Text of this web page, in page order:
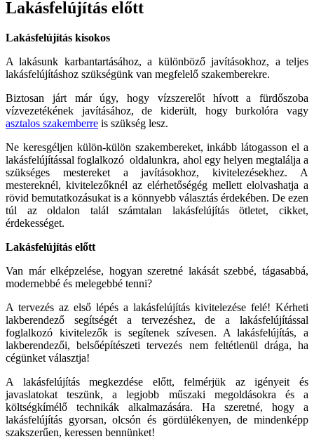
Lakásfelújítás előtt
Lakásfelújítás kisokos
A lakásunk karbantartásához, a különböző javításokhoz, a teljes
lakásfelújításhoz szükségünk van megfelelő szakemberekre.
Biztosan járt már úgy, hogy vízszerelőt hívott a fürdőszoba
vízvezetékének javításához, de kiderült, hogy burkolóra vagy
asztalos szakemberre is szükség lesz.
Ne keresgéljen külön-külön szakembereket, inkább látogasson el a
lakásfelújítással foglalkozó oldalunkra, ahol egy helyen megtalálja a
szükséges mestereket a javításokhoz, kivitelezésekhez. A
mestereknél, kivitelezőknél az elérhetőségég mellett elolvashatja a
rövid bemutatkozásukat is a könnyebb választás érdekében. De ezen
túl az oldalon talál számtalan lakásfelújítás ötletet, cikket,
érdekességet.
Lakásfelújítás előtt
Van már elképzelése, hogyan szeretné lakását szebbé, tágasabbá,
modernebbé és melegebbé tenni?
A tervezés az első lépés a lakásfelújítás kivitelezése felé! Kérheti
lakberendező segítségét a tervezéshez, de a lakásfelújítással
foglalkozó kivitelezők is segítenek szívesen. A lakásfelújítás, a
lakberendezői, belsőépítészeti tervezés nem feltétlenül drága, ha
cégünket választja!
A lakásfelújítás megkezdése előtt, felmérjük az igényeit és
javaslatokat teszünk, a legjobb műszaki megoldásokra és a
költségkímélő technikák alkalmazására. Ha szeretné, hogy a
lakásfelújítás gyorsan, olcsón és gördülékenyen, de mindenképp
szakszerűen, keressen bennünket!